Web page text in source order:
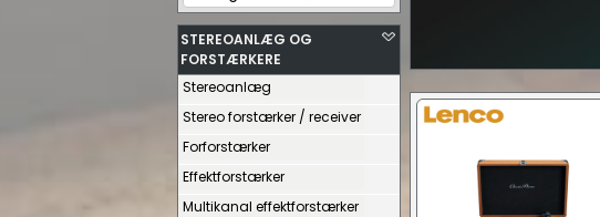
STEREOANLÆG OG
FORSTÆRKERE
Stereoanlæg
Stereo forstærker / receiver
Forforstærker
Effektforstærker
Multikanal effektforstærker